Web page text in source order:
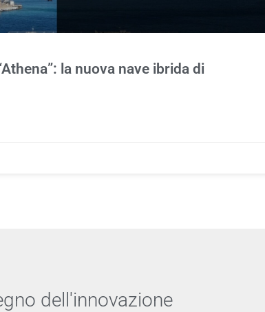
la nuova nave ibrida di
dell'innovazione